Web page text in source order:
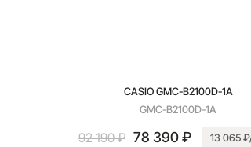
CASIO GMC-B2100D-1A
GMC-B2100D-1A
92 190 ₽ 78 390 ₽ 13 065